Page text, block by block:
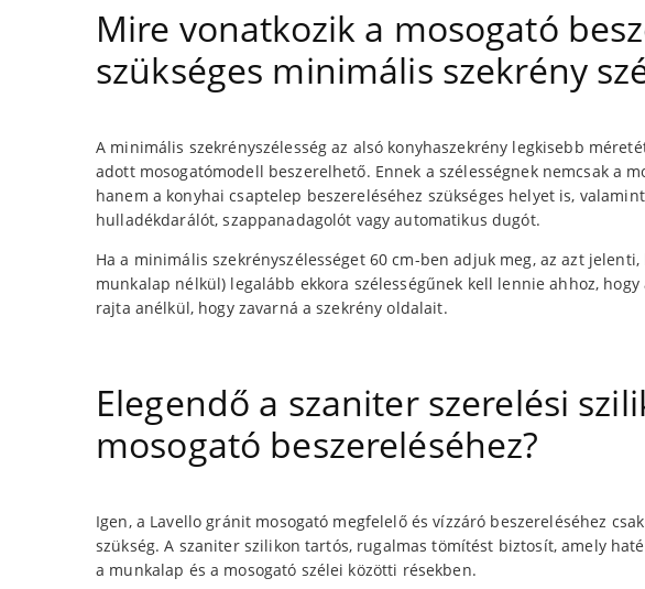
Mire vonatkozik a mosogató
szükséges minimális szekrény
A minimális szekrényszélesség az alsó konyhaszekrény legkisebb
adott mosogatómodell beszerelhető. Ennek a szélességnek nemcsak a
hanem a konyhai csaptelep beszereléséhez szükséges helyet is,
hulladékdarálót, szappanadagolót vagy automatikus dugót.
Ha a minimális szekrényszélességet 60 cm-ben adjuk meg, az azt
munkalap nélkül) legalább ekkora szélességűnek kell lennie ahhoz,
rajta anélkül, hogy zavarná a szekrény oldalait.
Elegendő a szaniter szerelési
mosogató beszereléséhez?
Igen, a Lavello gránit mosogató megfelelő és vízzáró beszereléséhez
szükség. A szaniter szilikon tartós, rugalmas tömítést biztosít, amely
a munkalap és a mosogató szélei közötti résekben.